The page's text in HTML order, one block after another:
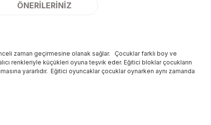
ÖNERILERINIZ
zaman geçirmesine olanak sağlar. Çocuklar farklı boy ve
renkleriyle küçükleri oyuna teşvik eder. Eğitici bloklar çocukların
yararlıdır. Eğitici oyuncaklar çocuklar oynarken aynı zamanda